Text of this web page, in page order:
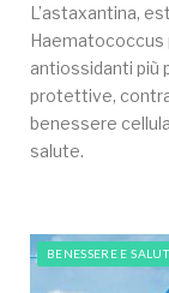
L’astaxantina,
Haematococcus
antiossidanti più
protettive,
benessere
salute.
BENESSERE E